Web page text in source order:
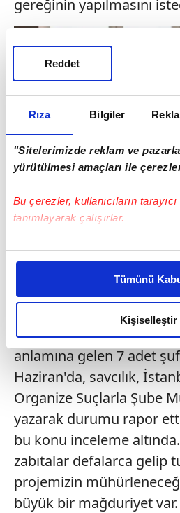
Rıza Bilgiler
"Sitelerimizde reklam ve
yürütülmesi amaçları ile
Bu çerezler, kullanıcıların
tanımlayarak çalışırlar.
Bu çerezlere izin vermeniz
daha iyi reklam deneyimi
amacımızın size daha iyi bir
olduğunu ve sizlere en iyi
elimizden gelen çabayı
reklamların maliyetlerimizi
kalemimiz olduğunu sizlere
Her halükârda, kullanıcılar, bu
takdirde, kullanıcılara hedefli
gösterilmeyecektir."
Sizlere daha iyi bir hizmet
Sitemizde kendimize ve üçüncü
kullanılmaktadır. Bu çerezler
Tümünü
Kişiselleştir
Reddet
gereğinin yapılmasını
SABAH'a açıklamalarda
"Bugüne kadar toplamda
şikayetçi olduk ve "ön
kaynaklanan tapu iptal
anlamına gelen 7 adet
Haziran'da, savcılık,
Organize Suçlarla Şube
yazarak durumu rapor
bu konu inceleme
zabıtalar defalarca gelip
projemizin
büyük bir mağduriyet